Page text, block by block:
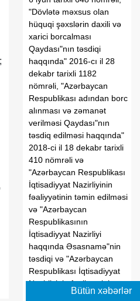
"Dövlətə məxsus olan
hüquqi şəxslərin daxili və
xarici borcalması
Qaydası"nın təsdiqi
haqqında" 2016-cı il 28
dekabr tarixli 1182
nömrəli, "Azərbaycan
Respublikası adından borc
alınması və zəmanət
verilməsi Qaydası"nın
təsdiq edilməsi haqqında"
2018-ci il 18 dekabr tarixli
410 nömrəli və
"Azərbaycan Respublikası
İqtisadiyyat Nazirliyinin
fəaliyyətinin təmin edilməsi
və "Azərbaycan
Respublikasının
İqtisadiyyat Nazirliyi
haqqında Əsasnamə"nin
təsdiqi və "Azərbaycan
Respublikası İqtisadiyyat
Nazirliyinin fəaliyyətinin
təmin edilməsi vəBütün xəbərlər